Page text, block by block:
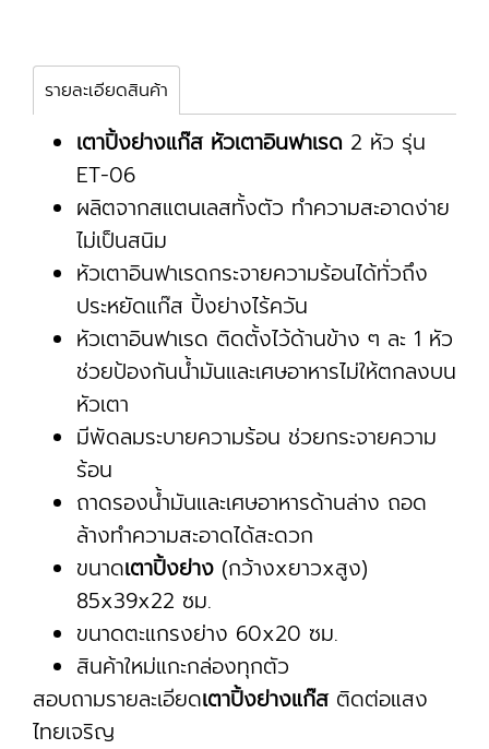
รายละเอียดสินค้า
เตาปิ้งย่างแก๊ส หัวเตาอินฟาเรด 2 หัว รุ่น
ET-06
ผลิตจากสแตนเลสทั้งตัว ทำความสะอาดง่าย
ไม่เป็นสนิม
หัวเตาอินฟาเรดกระจายความร้อนได้ทั่วถึง
ประหยัดแก๊ส ปิ้งย่างไร้ควัน
หัวเตาอินฟาเรด ติดตั้งไว้ด้านข้าง ๆ ละ 1 หัว
ช่วยป้องกันน้ำมันและเศษอาหารไม่ให้ตกลงบน
หัวเตา
มีพัดลมระบายความร้อน ช่วยกระจายความ
ร้อน
ถาดรองน้ำมันและเศษอาหารด้านล่าง ถอด
ล้างทำความสะอาดได้สะดวก
ขนาดเตาปิ้งย่าง (กว้างxยาวxสูง)
85x39x22 ซม.
ขนาดตะแกรงย่าง 60x20 ซม.
สินค้าใหม่แกะกล่องทุกตัว
สอบถามรายละเอียดเตาปิ้งย่างแก๊สติดต่อแสง
ไทยเจริญ